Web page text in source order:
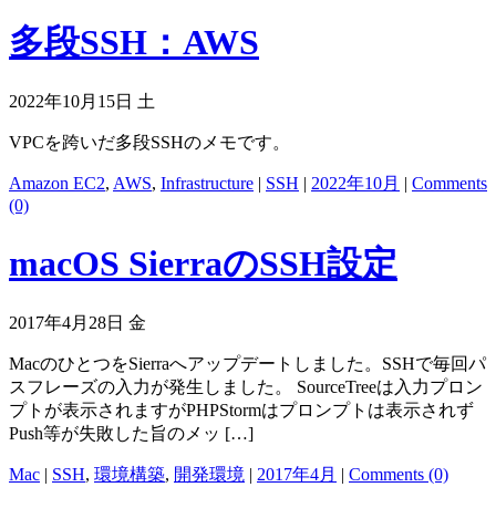
多段SSH：AWS
2022年10月15日 土
VPCを跨いだ多段SSHのメモです。
Amazon EC2, AWS, Infrastructure | SSH | 2022年10月 | Comments
(0)
macOS SierraのSSH設定
2017年4月28日 金
MacのひとつをSierraへアップデートしました。SSHで毎回パ
スフレーズの入力が発生しました。 SourceTreeは入力プロン
プトが表示されますがPHPStormはプロンプトは表示されず
Push等が失敗した旨のメッ […]
Mac | SSH, 環境構築, 開発環境 | 2017年4月 | Comments (0)